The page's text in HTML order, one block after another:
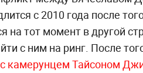
с 2010 года после
на тот момент в другой
с ним на ринг. После
камерунцем Тайсоном